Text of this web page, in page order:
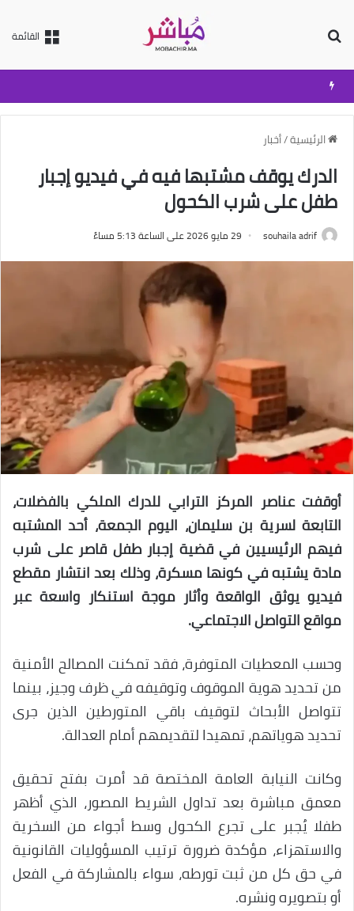
القائمة
الرئيسية/أخبار
الدرك يوقف مشتبها فيه في فيديو إجبار
طفل على شرب الكحول
souhaila adrif 29 مايو 2026 على الساعة 5:13 مساءً
أوقفت عناصر المركز الترابي للدرك الملكي بالفضلات،
التابعة لسرية بن سليمان، اليوم الجمعة، أحد المشتبه
فيهم الرئيسيين في قضية إجبار طفل قاصر على شرب
مادة يشتبه في كونها مسكرة، وذلك بعد انتشار مقطع
فيديو يوثق الواقعة وأثار موجة استنكار واسعة عبر
مواقع التواصل الاجتماعي.
وحسب المعطيات المتوفرة، فقد تمكنت المصالح الأمنية
من تحديد هوية الموقوف وتوقيفه في ظرف وجيز، بينما
تتواصل الأبحاث لتوقيف باقي المتورطين الذين جرى
تحديد هوياتهم، تمهيدا لتقديمهم أمام العدالة.
وكانت النيابة العامة المختصة قد أمرت بفتح تحقيق
معمق مباشرة بعد تداول الشريط المصور، الذي أظهر
طفلا يُجبر على تجرع الكحول وسط أجواء من السخرية
والاستهزاء، مؤكدة ضرورة ترتيب المسؤوليات القانونية
في حق كل من ثبت تورطه، سواء بالمشاركة في الفعل
أو بتصويره ونشره.